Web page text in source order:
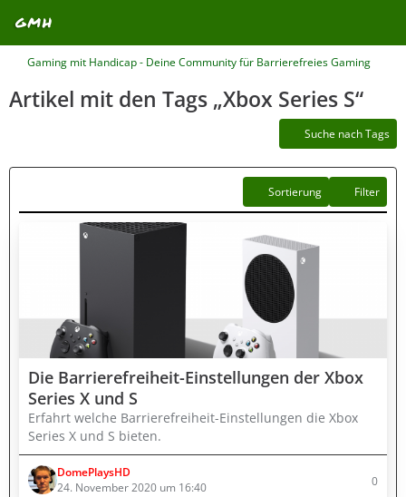
Gaming mit Handicap - Deine Community für Barrierefreies Gaming
Artikel mit den Tags „Xbox Series S“
Suche nach Tags
Sortierung Filter
Die Barrierefreiheit-Einstellungen der Xbox
Series X und S
Erfahrt welche Barrierefreiheit-Einstellungen die Xbox
Series X und S bieten.
DomePlaysHD
24. November 2020 um 16:40
0